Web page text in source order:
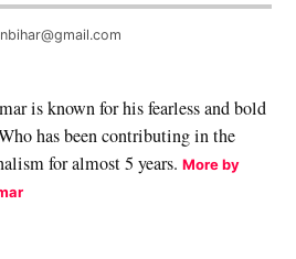
is known for his fearless and bold
has been contributing in the
for almost 5 years.More by